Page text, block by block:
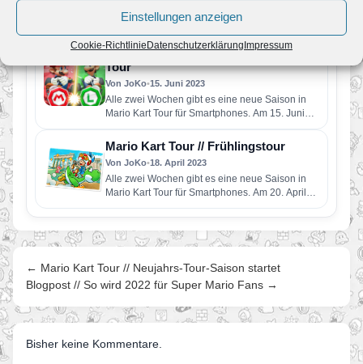
Einstellungen anzeigen
Cookie-RichtlinieDatenschutzerklärungImpressum
Mario Kart Tour für Smartphones. Am 13. Juli
startet…
Mario Kart Tour // Mario vs. Luigi
Tour
Von JoKo•15. Juni 2023
Alle zwei Wochen gibt es eine neue Saison in
Mario Kart Tour für Smartphones. Am 15. Juni
startet…
Mario Kart Tour // Frühlingstour
Von JoKo•18. April 2023
Alle zwei Wochen gibt es eine neue Saison in
Mario Kart Tour für Smartphones. Am 20. April
startet…
← Mario Kart Tour // Neujahrs-Tour-Saison startet
Blogpost // So wird 2022 für Super Mario Fans →
Bisher keine Kommentare.